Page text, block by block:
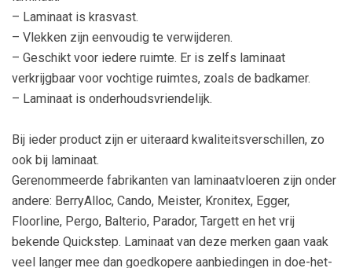
– Laminaat is krasvast.
– Vlekken zijn eenvoudig te verwijderen.
– Geschikt voor iedere ruimte. Er is zelfs laminaat
verkrijgbaar voor vochtige ruimtes, zoals de badkamer.
– Laminaat is onderhoudsvriendelijk.
Bij ieder product zijn er uiteraard kwaliteitsverschillen, zo
ook bij laminaat.
Gerenommeerde fabrikanten van laminaatvloeren zijn onder
andere: BerryAlloc, Cando, Meister, Kronitex, Egger,
Floorline, Pergo, Balterio, Parador, Targett en het vrij
bekende Quickstep. Laminaat van deze merken gaan vaak
veel langer mee dan goedkopere aanbiedingen in doe-het-